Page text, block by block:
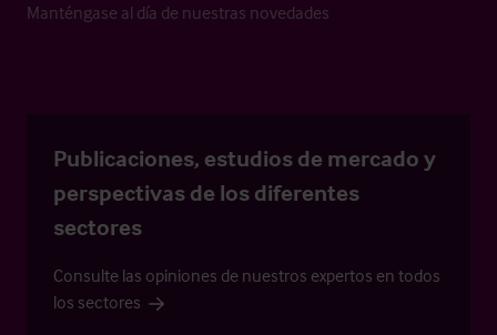
Manténgase al día de nuestras novedades
Publicaciones, estudios de mercado y
perspectivas de los diferentes
sectores
Consulte las opiniones de nuestros expertos en todos
los sectores